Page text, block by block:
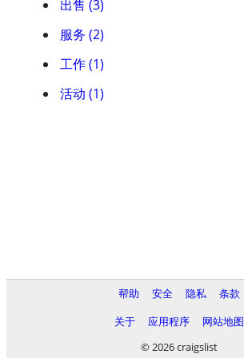
出售 (3)
服务 (2)
工作 (1)
活动 (1)
帮助 安全 隐私
条款
关于
应用程序
网站地图
© 2026 craigslist